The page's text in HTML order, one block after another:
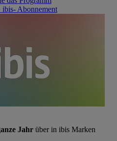
Abonnement
Jahr über in ibis Marken